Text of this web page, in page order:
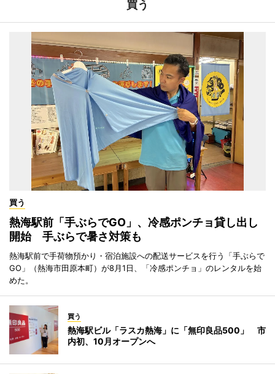
買う
買う
熱海駅前「手ぶらでGO」、冷感ポンチョ貸し出し
開始 手ぶらで暑さ対策も
熱海駅前で手荷物預かり・宿泊施設への配送サービスを行う「手ぶらで
GO」（熱海市田原本町）が8月1日、「冷感ポンチョ」のレンタルを始
めた。
買う
熱海駅ビル「ラスカ熱海」に「無印良品500」 市
内初、10月オープンへ